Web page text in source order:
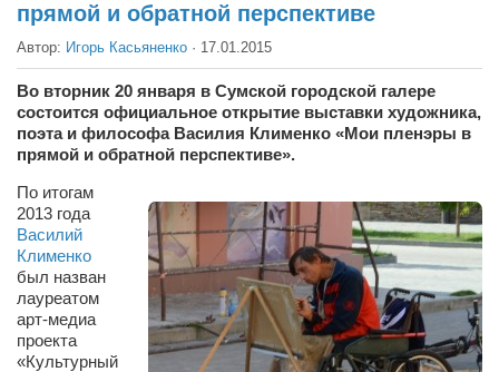
Выборы
Деньги
Традиции
Опросы
Экология
Здоровье
Здоровый образ жизни
Сам себе доктор
Активный отдых
Курьезы
прямой и обратной перспективе
Автор: Игорь Касьяненко · 17.01.2015
Во вторник 20 января в Сумской городской галере
состоится официальное открытие выставки художника,
поэта и философа Василия Клименко «Мои пленэры в
прямой и обратной перспективе».
По итогам
2013 года
Василий
Клименко
был назван
лауреатом
арт-медиа
проекта
«Культурный